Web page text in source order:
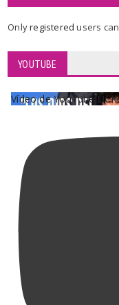
Onlyregisteredusers
YOUTUBE
Vídeo de YouTube